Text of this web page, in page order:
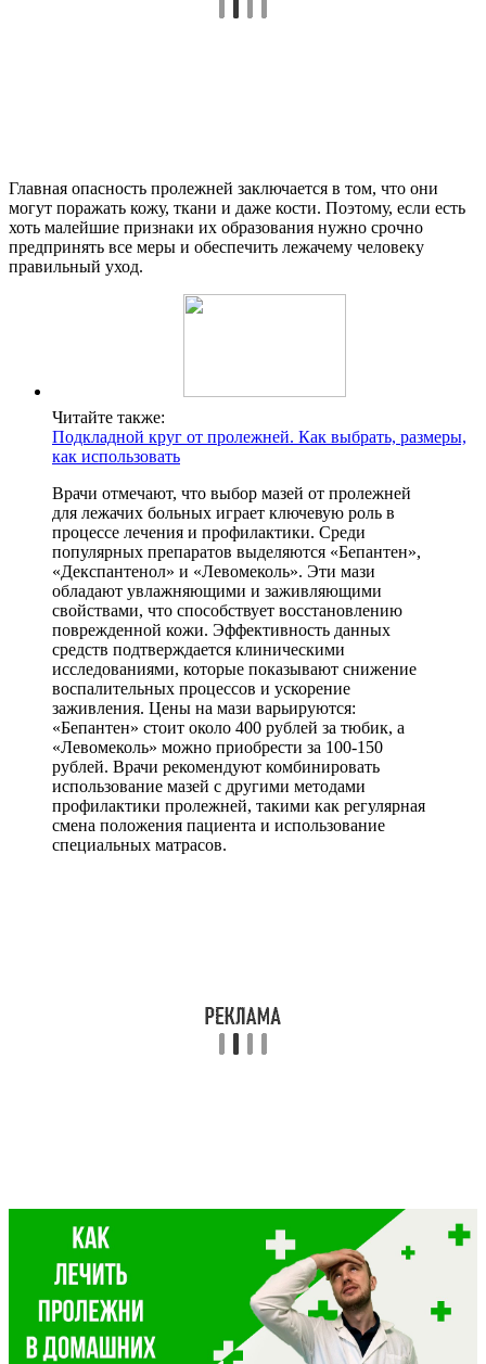
Главная опасность пролежней заключается в том, что они
могут поражать кожу, ткани и даже кости. Поэтому, если есть
хоть малейшие признаки их образования нужно срочно
предпринять все меры и обеспечить лежачему человеку
правильный уход.
Читайте также:
Подкладной круг от пролежней. Как выбрать, размеры,
как использовать
Врачи отмечают, что выбор мазей от пролежней
для лежачих больных играет ключевую роль в
процессе лечения и профилактики. Среди
популярных препаратов выделяются «Бепантен»,
«Декспантенол» и «Левомеколь». Эти мази
обладают увлажняющими и заживляющими
свойствами, что способствует восстановлению
поврежденной кожи. Эффективность данных
средств подтверждается клиническими
исследованиями, которые показывают снижение
воспалительных процессов и ускорение
заживления. Цены на мази варьируются:
«Бепантен» стоит около 400 рублей за тюбик, а
«Левомеколь» можно приобрести за 100-150
рублей. Врачи рекомендуют комбинировать
использование мазей с другими методами
профилактики пролежней, такими как регулярная
смена положения пациента и использование
специальных матрасов.